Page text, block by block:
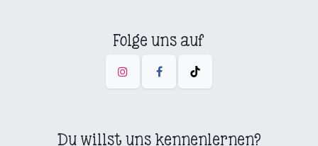
Folge uns auf
Du willst uns kennenlernen?